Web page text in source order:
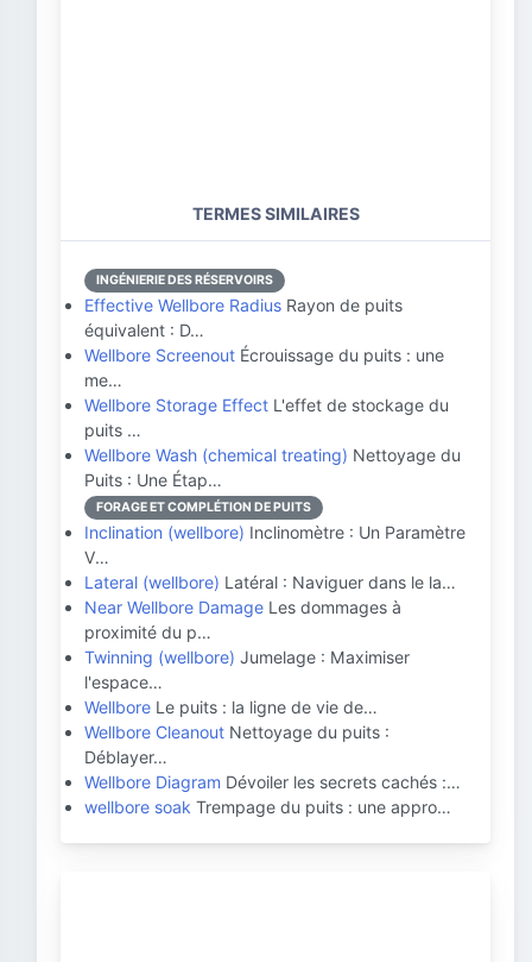
TERMES SIMILAIRES
INGÉNIERIE DES RÉSERVOIRS
Effective Wellbore Radius Rayon de puits
équivalent : D…
Wellbore Screenout Écrouissage du puits : une
me…
Wellbore Storage Effect L'effet de stockage du
puits …
Wellbore Wash (chemical treating) Nettoyage du
Puits : Une Étap…
FORAGE ET COMPLÉTION DE PUITS
Inclination (wellbore) Inclinomètre : Un Paramètre
V…
Lateral (wellbore) Latéral : Naviguer dans le la…
Near Wellbore Damage Les dommages à
proximité du p…
Twinning (wellbore) Jumelage : Maximiser
l'espace…
Wellbore Le puits : la ligne de vie de…
Wellbore Cleanout Nettoyage du puits :
Déblayer…
Wellbore Diagram Dévoiler les secrets cachés :…
wellbore soak Trempage du puits : une appro…